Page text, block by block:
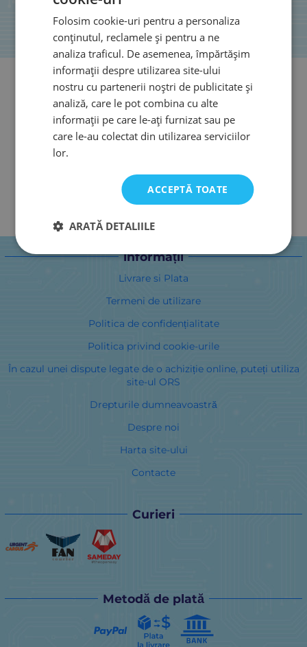
informații
Livrare si Plata
Termeni de utilizare
Politica de confidențialitate
Politica privind cookie-urile
În cazul unei dispute legate de o achiziție online, puteți utiliza
site-ul ORS
Drepturile dumneavoastră
Despre noi
Harta site-ului
Contacte
Curieri
Metodă de plată
Folosim cookie-uri pentru a personaliza
conținutul, reclamele și pentru a ne
analiza traficul. De asemenea, împărtășim
informații despre utilizarea site-ului
nostru cu partenerii noștri de publicitate și
analiză, care le pot combina cu alte
informații pe care le-ați furnizat sau pe
care le-au colectat din utilizarea serviciilor
lor.
ACCEPTĂ TOATE
ARATĂ DETALIILE